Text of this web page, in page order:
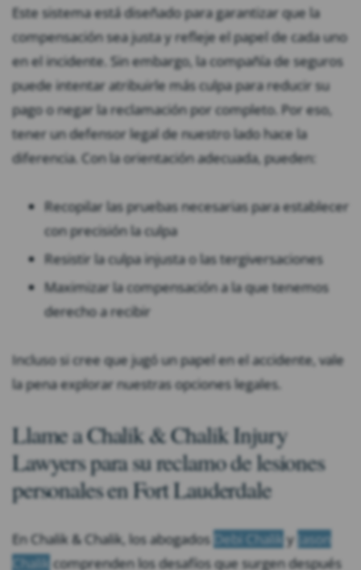
Este sistema está diseñado para garantizar que la
compensación sea justa y refleje el papel de cada uno
en el incidente. Sin embargo, la compañía de seguros
puede intentar atribuirle más culpa para reducir su
pago o negar la reclamación por completo. Por eso,
tener un defensor legal de nuestro lado hace la
diferencia. Con la orientación adecuada, pueden:
Recopilar las pruebas necesarias para establecer
con precisión la culpa
Resistir la culpa injusta o las tergiversaciones
Maximizar la compensación a la que tenemos
derecho a recibir
Incluso si cree que jugó un papel en el accidente, vale
la pena explorar nuestras opciones legales.
Llame a Chalik & Chalik Injury
Lawyers para su reclamo de lesiones
personales en Fort Lauderdale
En Chalik & Chalik, los abogados Debi Chalik y Jason
Chalik comprenden los desafíos que surgen después